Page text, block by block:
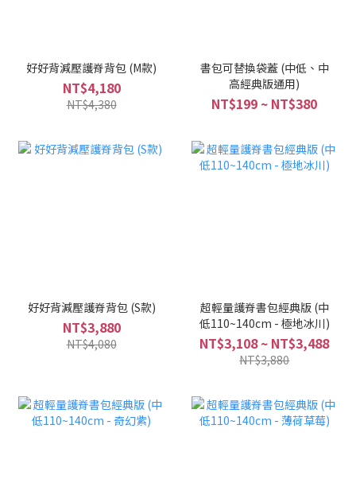
好好背減壓護脊背包 (M款)
NT$4,180
NT$4,380
書包可替換袋蓋 (中低、中
高經典版通用)
NT$199 ~ NT$380
好好背減壓護脊背包 (S款)
NT$3,880
NT$4,080
超輕量護脊書包經典版 (中
低110~140cm - 極地冰川)
NT$3,108 ~ NT$3,488
NT$3,880